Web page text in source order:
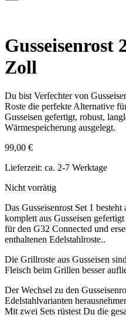
Gusseisenrost
Zoll
Du bist Verfechter von
Roste die perfekte Alternative
Gusseisen gefertigt, robust,
Wärmespeicherung ausgelegt.
99,00 €
Lieferzeit: ca. 2-7 Werktage
Nicht vorrätig
Das Gusseisenrost Set 1
komplett aus Gusseisen
für den G32 Connected und
enthaltenen Edelstahlroste..
Die Grillroste aus Gusseisen
Fleisch beim Grillen besser
Der Wechsel zu den
Edelstahlvarianten
Mit zwei Sets rüstest Du die